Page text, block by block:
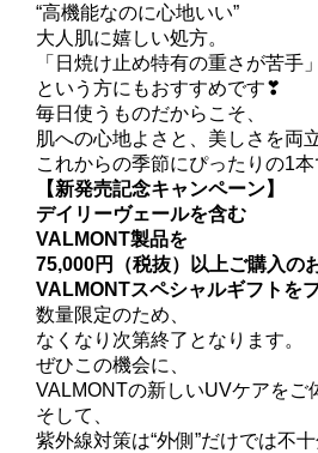
“高機能なのに心地いい”
大人肌に嬉しい処方。
「日焼け止め特有の重さが苦手」
という方にもおすすめです❣
毎日使うものだからこそ、
肌への心地よさと、美しさを両
これからの季節にぴったりの1本
【新発売記念キャンペーン】
デイリーヴェールを含む
VALMONT製品を
75,000円（税抜）以上ご購入の
VALMONTスペシャルギフトを
数量限定のため、
なくなり次第終了となります。
ぜひこの機会に、
VALMONTの新しいUVケアをご
そして、
紫外線対策は“外側”だけでは不十